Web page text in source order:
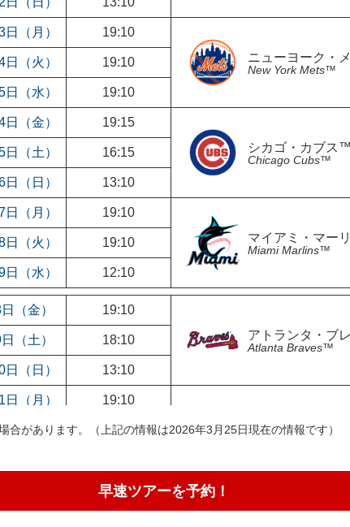
（月）
19:10
ニューヨーク・
New York Mets™
（火） 19:10
（水） 19:10
（金）
19:15
シカゴ・カブス™
Chicago Cubs™
（土） 16:15
（日） 13:10
（月）
19:10
マイアミ・マー
Miami Marlins™
（火） 19:10
（水） 12:10
（金）
19:10
アトランタ・ブ
Atlanta Braves™
（土） 18:10
（日） 13:10
（月） 19:10
サンフランシス
日（火） 19:10
19:10
があります。（上記の情報は2026年3月25日現在の情報です）
早速ツアーを予約！